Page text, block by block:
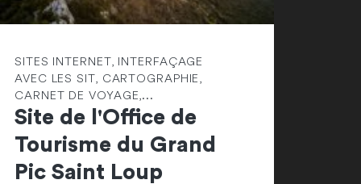
SITES INTERNET, INTERFAÇAGE
AVEC LES SIT, CARTOGRAPHIE,
CARNET DE VOYAGE,...
Site de l'Office de
Tourisme du Grand
Pic Saint Loup